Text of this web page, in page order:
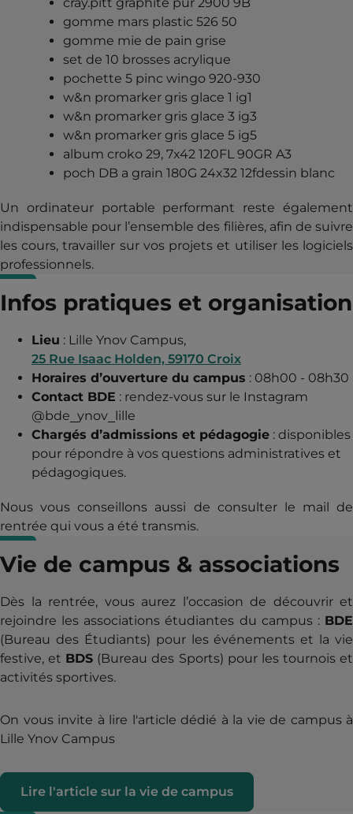
cray.pitt graphite pur 2900 9B
gomme mars plastic 526 50
gomme mie de pain grise
set de 10 brosses acrylique
pochette 5 pinc wingo 920-930
w&n promarker gris glace 1 ig1
w&n promarker gris glace 3 ig3
w&n promarker gris glace 5 ig5
album croko 29, 7x42 120FL 90GR A3
poch DB a grain 180G 24x32 12fdessin blanc
Un ordinateur portable performant reste également
indispensable pour l’ensemble des filières, afin de suivre
les cours, travailler sur vos projets et utiliser les logiciels
professionnels.
Infos pratiques et organisation
Lieu : Lille Ynov Campus,
25 Rue Isaac Holden, 59170 Croix
Horaires d’ouverture du campus : 08h00 - 08h30
Contact BDE : rendez-vous sur le Instagram
@bde_ynov_lille
Chargés d’admissions et pédagogie : disponibles
pour répondre à vos questions administratives et
pédagogiques.
Nous vous conseillons aussi de consulter le mail de
rentrée qui vous a été transmis.
Vie de campus & associations
Dès la rentrée, vous aurez l’occasion de découvrir et
rejoindre les associations étudiantes du campus : BDE
(Bureau des Étudiants) pour les événements et la vie
festive, et BDS (Bureau des Sports) pour les tournois et
activités sportives.
On vous invite à lire l'article dédié à la vie de campus à
Lille Ynov Campus
Lire l'article sur la vie de campus